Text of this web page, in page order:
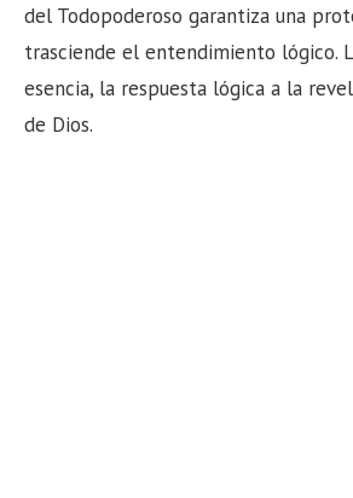
del Todopoderoso garantiza una
trasciende el entendimiento lógico.
esencia, la respuesta lógica a la
de Dios.